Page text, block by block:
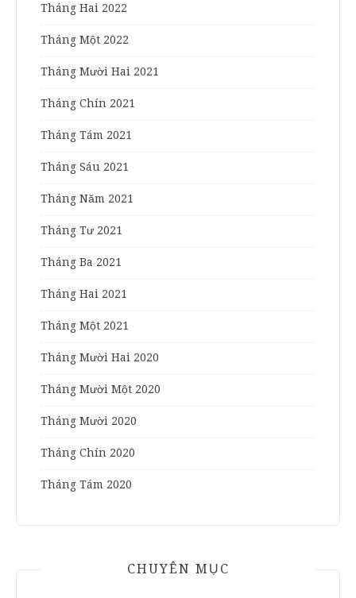
Tháng Hai 2022
Tháng Một 2022
Tháng Mười Hai 2021
Tháng Chín 2021
Tháng Tám 2021
Tháng Sáu 2021
Tháng Năm 2021
Tháng Tư 2021
Tháng Ba 2021
Tháng Hai 2021
Tháng Một 2021
Tháng Mười Hai 2020
Tháng Mười Một 2020
Tháng Mười 2020
Tháng Chín 2020
Tháng Tám 2020
CHUYÊN MỤC